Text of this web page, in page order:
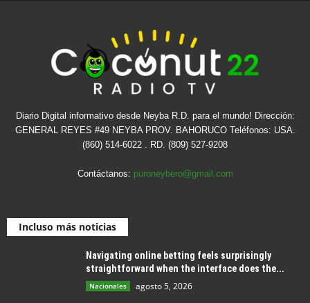
Diario Digital informativo desde Neyba R.D. para el mundo! Dirección:
GENERAL REYES #49 NEYBA PROV. BAHORUCO Teléfonos: USA.
(860) 514-6022 . RD. (809) 527-9208
Contáctanos: puroneybero@gmail.com
Incluso más noticias
Navigating online betting feels surprisingly
straightforward when the interface does the...
Nacionales agosto 5, 2026